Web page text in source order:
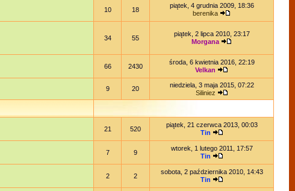
10 18
piątek, 4 grudnia 2009, 18:36
berenika
34 55
piątek, 2 lipca 2010, 23:17
Morgana
66 2430
środa, 6 kwietnia 2016, 22:19
Velkan
9 20
niedziela, 3 maja 2015, 07:22
Siliniez
21 520
piątek, 21 czerwca 2013, 00:03
Tin
7 9
wtorek, 1 lutego 2011, 17:57
Tin
2 2
sobota, 2 października 2010, 14:43
Tin